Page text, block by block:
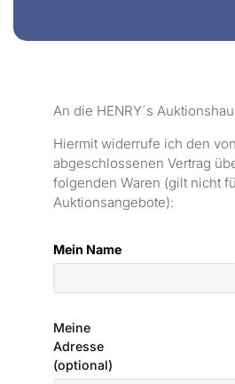
An die HENRY´s
Hiermit widerrufe ich den
abgeschlossenen Vertrag
folgenden Waren (gilt nicht
Auktionsangebote):
Mein Name
Meine
Adresse
(optional)